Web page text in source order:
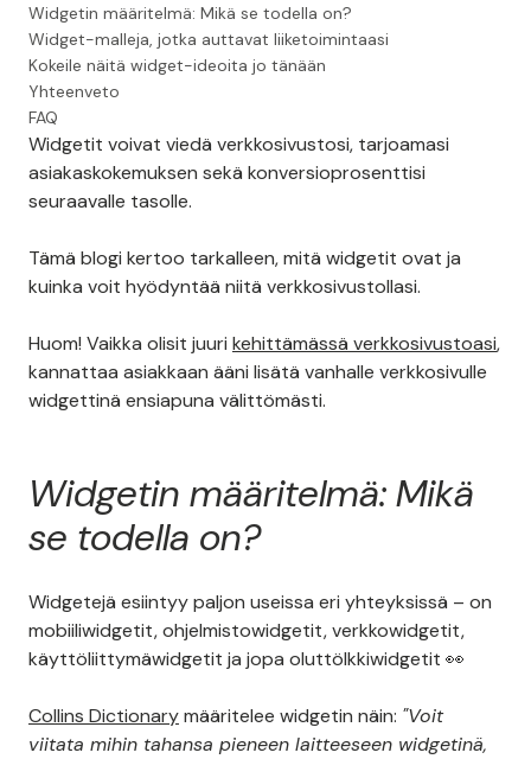
Widgetin määritelmä: Mikä se todella on?
Widget-malleja, jotka auttavat liiketoimintaasi
Kokeile näitä widget-ideoita jo tänään
Yhteenveto
FAQ
Widgetit voivat viedä verkkosivustosi, tarjoamasi
asiakaskokemuksen sekä konversioprosenttisi
seuraavalle tasolle.
Tämä blogi kertoo tarkalleen, mitä widgetit ovat ja
kuinka voit hyödyntää niitä verkkosivustollasi.
Huom! Vaikka olisit juuri kehittämässä verkkosivustoasi,
kannattaa asiakkaan ääni lisätä vanhalle verkkosivulle
widgettinä ensiapuna välittömästi.
Widgetin määritelmä: Mikä
se todella on?
Widgetejä esiintyy paljon useissa eri yhteyksissä – on
mobiiliwidgetit, ohjelmistowidgetit, verkkowidgetit,
käyttöliittymäwidgetit ja jopa oluttölkkiwidgetit 👀
Collins Dictionarymääritelee widgetin näin: "Voit
viitata mihin tahansa pieneen laitteeseen widgetinä,